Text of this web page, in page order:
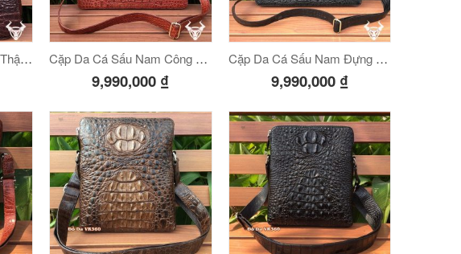
Túi Xách Nữ Da Cá Sấu Thật TX06 Nâu Đất Cặp Da Cá Sấu Nam Công Sở CCS03 Nâu Đỏ
9,990,000 ₫
Cặp Da Cá Sấu Nam Đựng Laptop CCS03 Đen
9,990,000 ₫